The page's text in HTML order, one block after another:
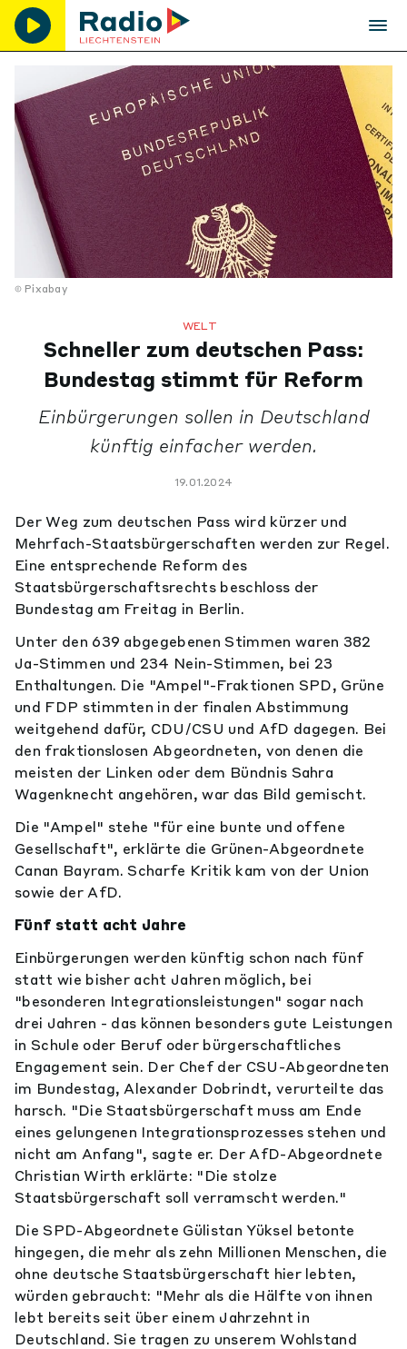
Pixabay
WELT
Schneller zum deutschen Pass:
Bundestag stimmt für Reform
Einbürgerungen sollen in Deutschland
künftig einfacher werden.
19.01.2024
Der Weg zum deutschen Pass wird kürzer und
Mehrfach-Staatsbürgerschaften werden zur Regel.
Eine entsprechende Reform des
Staatsbürgerschaftsrechts beschloss der
Bundestag am Freitag in Berlin.
Unter den 639 abgegebenen Stimmen waren 382
Ja-Stimmen und 234 Nein-Stimmen, bei 23
Enthaltungen. Die "Ampel"-Fraktionen SPD, Grüne
und FDP stimmten in der finalen Abstimmung
weitgehend dafür, CDU/CSU und AfD dagegen. Bei
den fraktionslosen Abgeordneten, von denen die
meisten der Linken oder dem Bündnis Sahra
Wagenknecht angehören, war das Bild gemischt.
Die "Ampel" stehe "für eine bunte und offene
Gesellschaft", erklärte die Grünen-Abgeordnete
Canan Bayram. Scharfe Kritik kam von der Union
sowie der AfD.
Fünf statt acht Jahre
Einbürgerungen werden künftig schon nach fünf
statt wie bisher acht Jahren möglich, bei
"besonderen Integrationsleistungen" sogar nach
drei Jahren - das können besonders gute Leistungen
in Schule oder Beruf oder bürgerschaftliches
Engagement sein. Der Chef der CSU-Abgeordneten
im Bundestag, Alexander Dobrindt, verurteilte das
harsch. "Die Staatsbürgerschaft muss am Ende
eines gelungenen Integrationsprozesses stehen und
nicht am Anfang", sagte er. Der AfD-Abgeordnete
Christian Wirth erklärte: "Die stolze
Staatsbürgerschaft soll verramscht werden."
Die SPD-Abgeordnete Gülistan Yüksel betonte
hingegen, die mehr als zehn Millionen Menschen, die
ohne deutsche Staatsbürgerschaft hier lebten,
würden gebraucht: "Mehr als die Hälfte von ihnen
lebt bereits seit über einem Jahrzehnt in
Deutschland. Sie tragen zu unserem Wohlstand